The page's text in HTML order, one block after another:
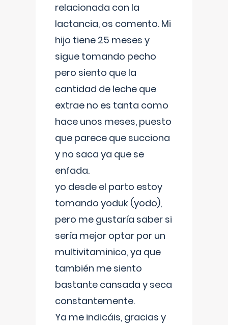
relacionada con la
lactancia, os comento. Mi
hijo tiene 25 meses y
sigue tomando pecho
pero siento que la
cantidad de leche que
extrae no es tanta como
hace unos meses, puesto
que parece que succiona
y no saca ya que se
enfada.
yo desde el parto estoy
tomando yoduk (yodo),
pero me gustaría saber si
sería mejor optar por un
multivitaminico, ya que
también me siento
bastante cansada y seca
constantemente.
Ya me indicáis, gracias y